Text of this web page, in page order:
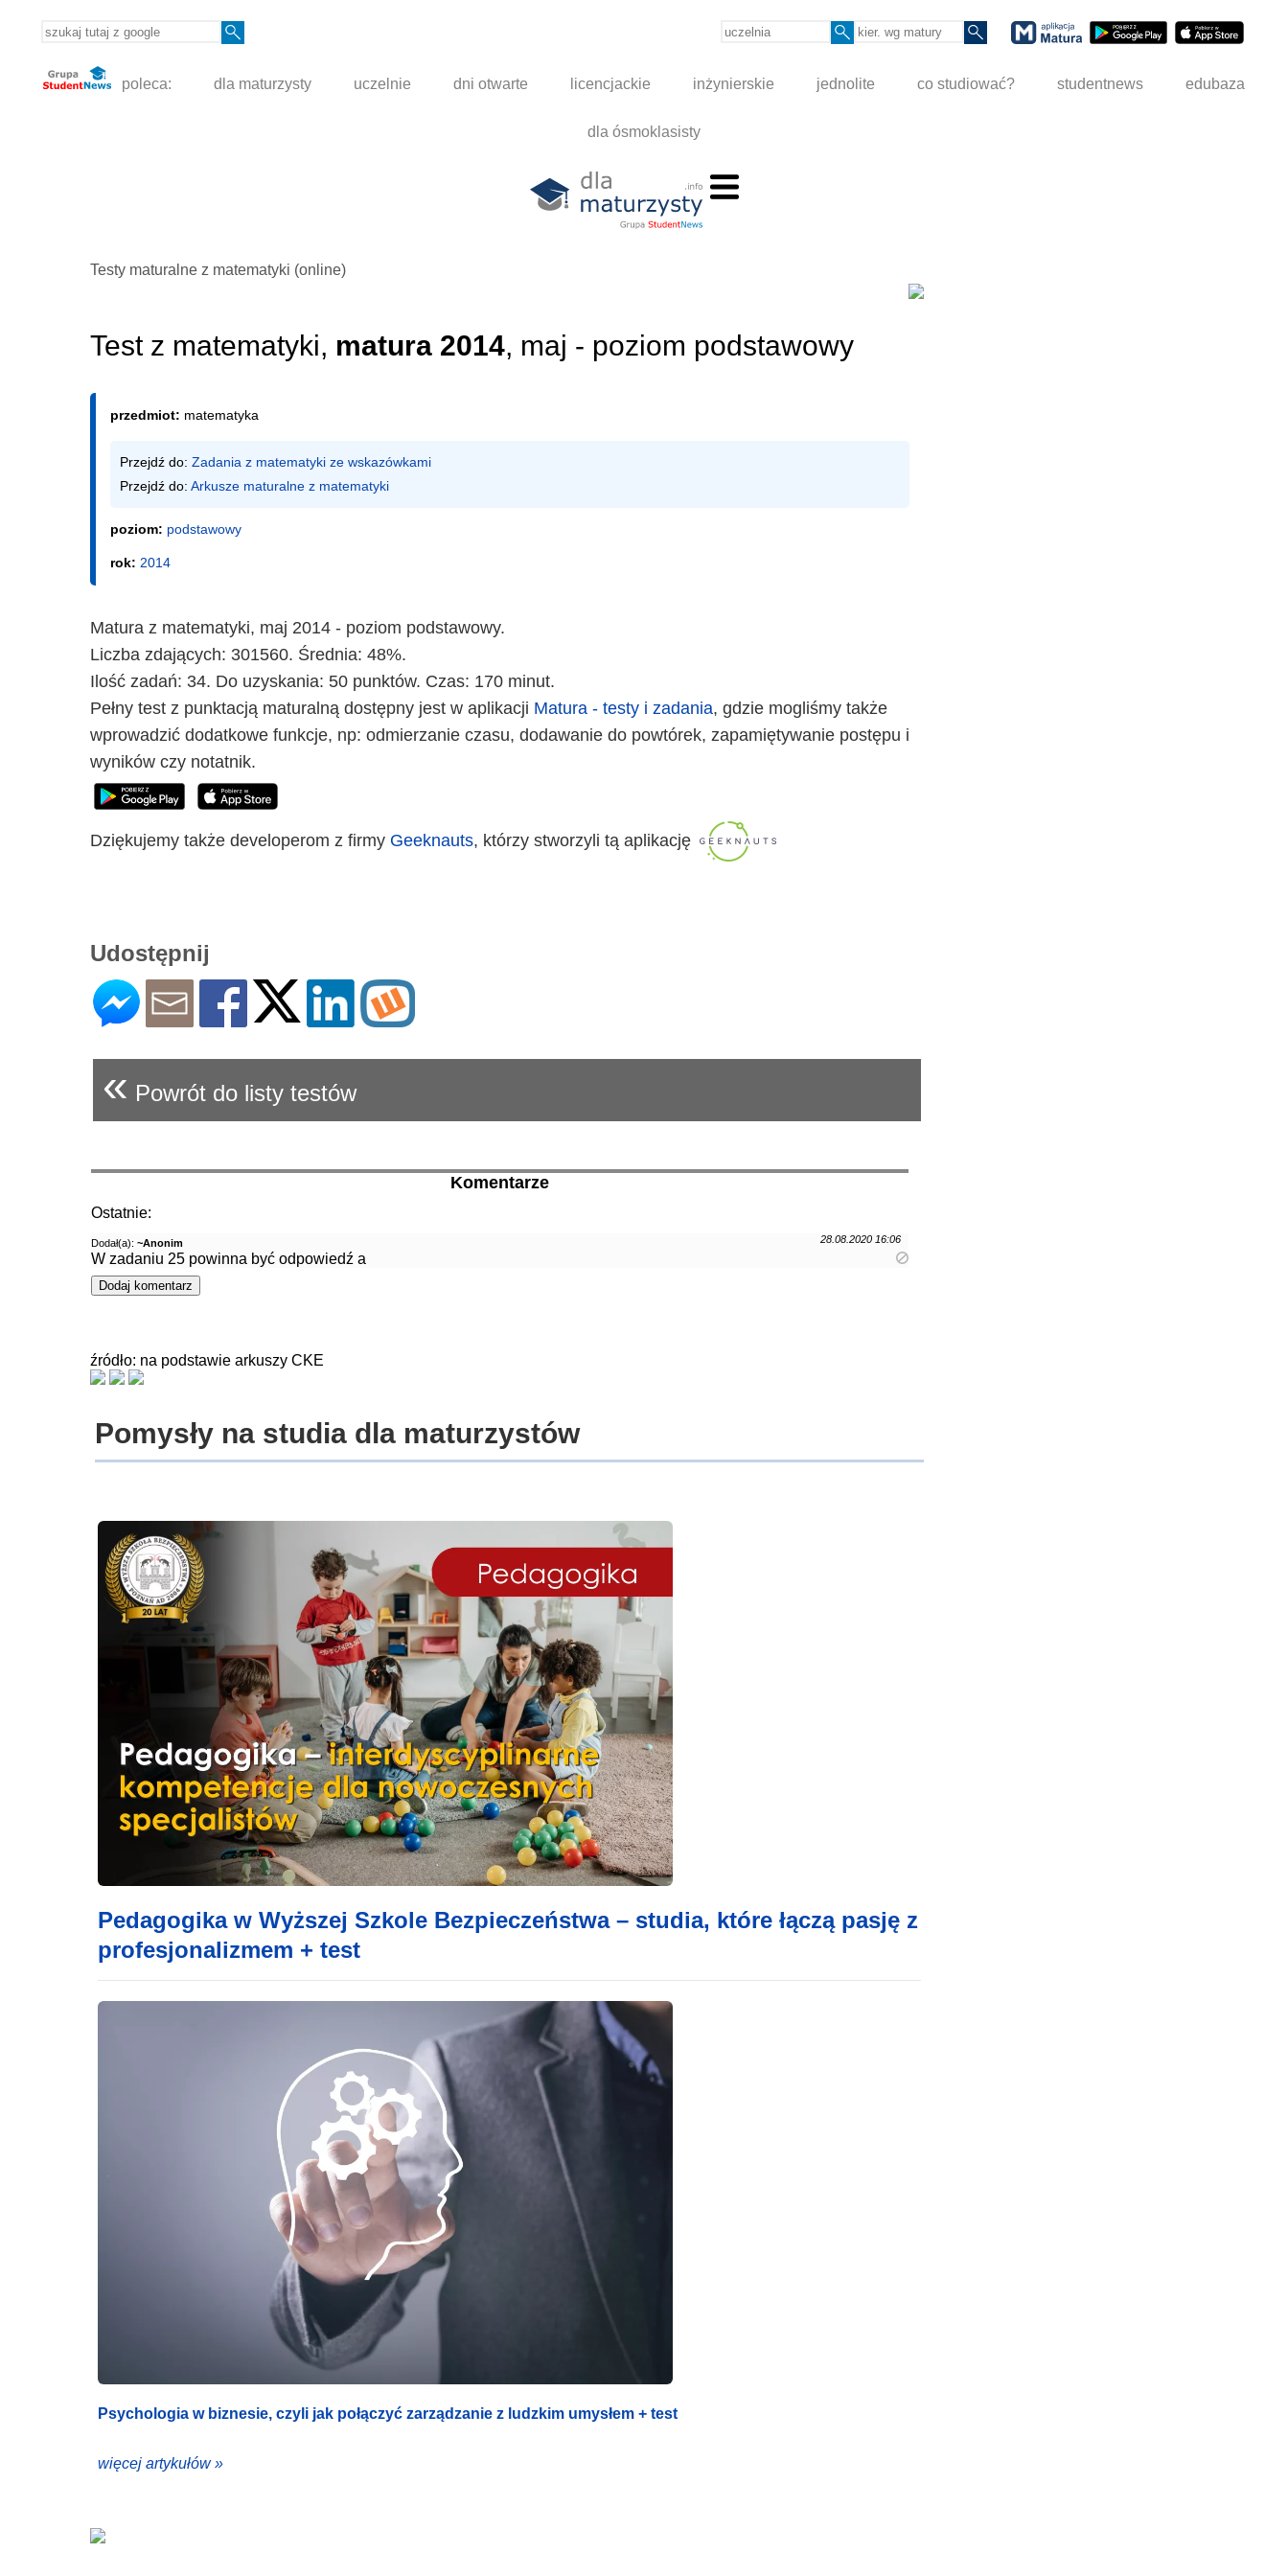
poleca: dla maturzysty uczelnie dni otwarte licencjackie inżynierskie jednolite co studiować? studentnews edubaza
dla ósmoklasisty
Testy maturalne z matematyki (online)
Test z matematyki, matura 2014, maj - poziom podstawowy
przedmiot: matematyka
Przejdź do: Zadania z matematyki ze wskazówkami
Przejdź do: Arkusze maturalne z matematyki
poziom: podstawowy
rok: 2014
Matura z matematyki, maj 2014 - poziom podstawowy.
Liczba zdających: 301560. Średnia: 48%.
Ilość zadań: 34. Do uzyskania: 50 punktów. Czas: 170 minut.
Pełny test z punktacją maturalną dostępny jest w aplikacji Matura - testy i zadania, gdzie mogliśmy także
wprowadzić dodatkowe funkcje, np: odmierzanie czasu, dodawanie do powtórek, zapamiętywanie postępu i
wyników czy notatnik.
Dziękujemy także developerom z firmy Geeknauts, którzy stworzyli tą aplikację
Udostępnij
« Powrót do listy testów
Komentarze
Ostatnie:
28.08.2020 16:06
Dodał(a): ~Anonim
W zadaniu 25 powinna być odpowiedź a
źródło: na podstawie arkuszy CKE
Pomysły na studia dla maturzystów
Pedagogika w Wyższej Szkole Bezpieczeństwa – studia, które łączą pasję z
profesjonalizmem + test
Psychologia w biznesie, czyli jak połączyć zarządzanie z ludzkim umysłem + test
więcej artykułów »